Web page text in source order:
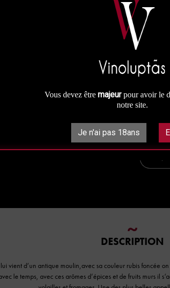
Vous devez être majeurpour avoir le
notre site.
Je n'ai pas 18ans
75 cl
Une
Prix au
Prix au
11,50
DESCRIPTION
vient d’un antique moulin,avec sa couleur rubis foncée
le temps, avec ces arômes d’épices et de fruits murs il